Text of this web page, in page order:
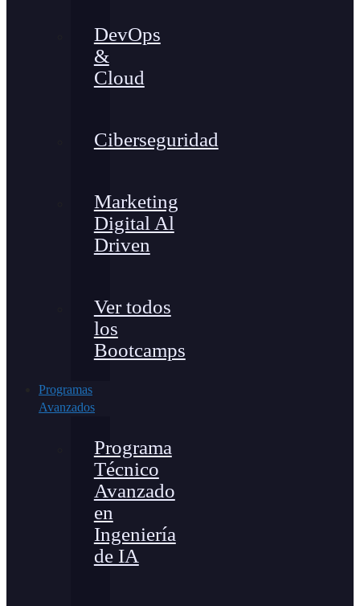
DevOps
&
Cloud
Ciberseguridad
Marketing
Digital Al
Driven
Ver todos
los
Bootcamps
Programas
Avanzados
Programa
Técnico
Avanzado
en
Ingeniería
de IA